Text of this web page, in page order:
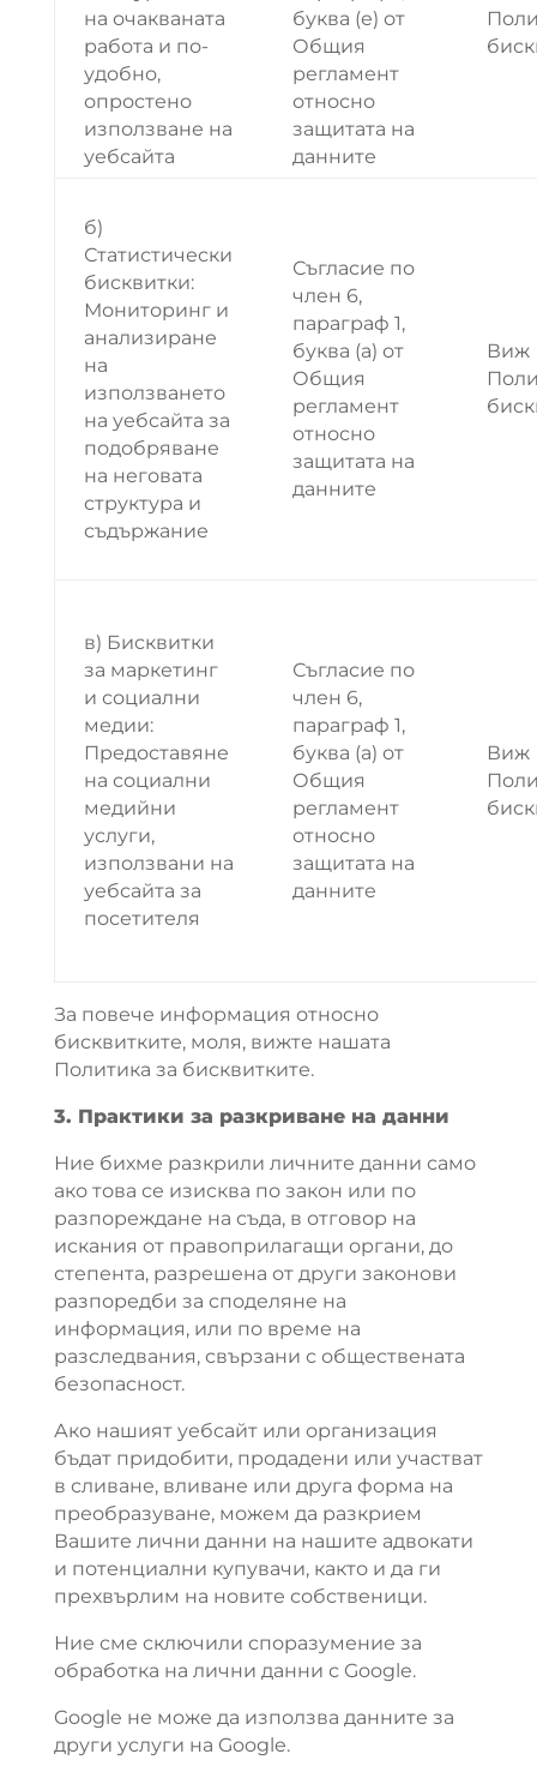
на очакваната
работа и по-
удобно,
опростено
използване на
уебсайта
буква (е) от
Общия
регламент
относно
защитата на
данните
б)
Статистически
бисквитки:
Мониторинг и
анализиране
на
използването
на уебсайта за
подобряване
на неговата
структура и
съдържание
Съгласие по
член 6,
параграф 1,
буква (а) от
Общия
регламент
относно
защитата на
данните
Виж
в) Бисквитки
за маркетинг
и социални
медии:
Предоставяне
на социални
медийни
услуги,
използвани на
уебсайта за
посетителя
Съгласие по
член 6,
параграф 1,
буква (а) от
Общия
регламент
относно
защитата на
данните
Виж
За повече информация относно
бисквитките, моля, вижте нашата
Политика за бисквитките.
3. Практики за разкриване на данни
Ние бихме разкрили личните данни само
ако това се изисква по закон или по
разпореждане на съда, в отговор на
искания от правоприлагащи органи, до
степента, разрешена от други законови
разпоредби за споделяне на
информация, или по време на
разследвания, свързани с обществената
безопасност.
Ако нашият уебсайт или организация
бъдат придобити, продадени или участват
в сливане, вливане или друга форма на
преобразуване, можем да разкрием
Вашите лични данни на нашите адвокати
и потенциални купувачи, както и да ги
прехвърлим на новите собственици.
Ние сме сключили споразумение за
обработка на лични данни с Google.
Google не може да използва данните за
други услуги на Google.